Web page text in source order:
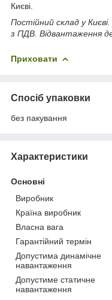
Києві.
Постійний склад у
з ПДВ. Відвантаження
Приховати
Спосіб упаковки
без пакування
Характеристики
Основні
Виробник
Країна виробник
Власна вага
Гарантійний термін
Допустима динамічне
навантаження
Допустиме статичне
навантаження